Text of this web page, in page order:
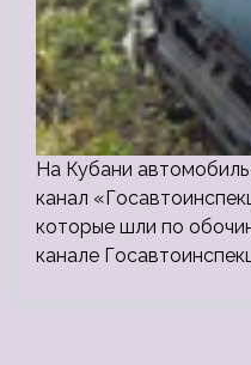
На Кубани
канал
которые шли по
канале